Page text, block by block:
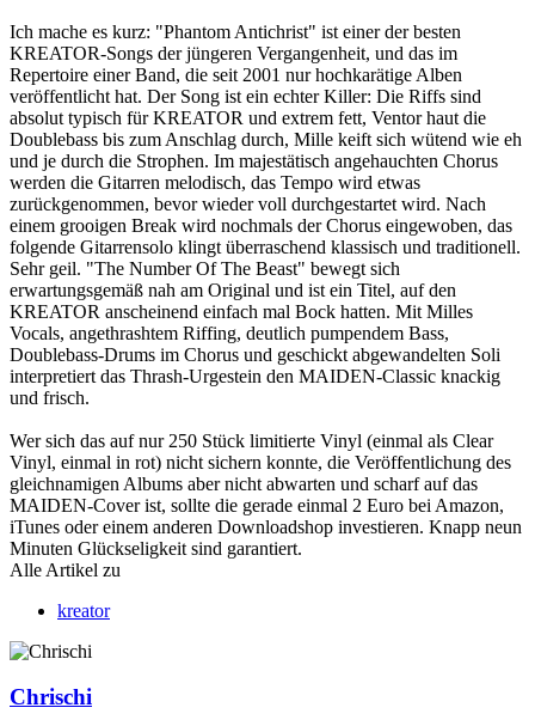
Ich mache es kurz: "Phantom Antichrist" ist einer der besten
KREATOR-Songs der jüngeren Vergangenheit, und das im
Repertoire einer Band, die seit 2001 nur hochkarätige Alben
veröffentlicht hat. Der Song ist ein echter Killer: Die Riffs sind
absolut typisch für KREATOR und extrem fett, Ventor haut die
Doublebass bis zum Anschlag durch, Mille keift sich wütend wie eh
und je durch die Strophen. Im majestätisch angehauchten Chorus
werden die Gitarren melodisch, das Tempo wird etwas
zurückgenommen, bevor wieder voll durchgestartet wird. Nach
einem grooigen Break wird nochmals der Chorus eingewoben, das
folgende Gitarrensolo klingt überraschend klassisch und traditionell.
Sehr geil. "The Number Of The Beast" bewegt sich
erwartungsgemäß nah am Original und ist ein Titel, auf den
KREATOR anscheinend einfach mal Bock hatten. Mit Milles
Vocals, angethrashtem Riffing, deutlich pumpendem Bass,
Doublebass-Drums im Chorus und geschickt abgewandelten Soli
interpretiert das Thrash-Urgestein den MAIDEN-Classic knackig
und frisch.
Wer sich das auf nur 250 Stück limitierte Vinyl (einmal als Clear
Vinyl, einmal in rot) nicht sichern konnte, die Veröffentlichung des
gleichnamigen Albums aber nicht abwarten und scharf auf das
MAIDEN-Cover ist, sollte die gerade einmal 2 Euro bei Amazon,
iTunes oder einem anderen Downloadshop investieren. Knapp neun
Minuten Glückseligkeit sind garantiert.
Alle Artikel zu
kreator
Chrischi